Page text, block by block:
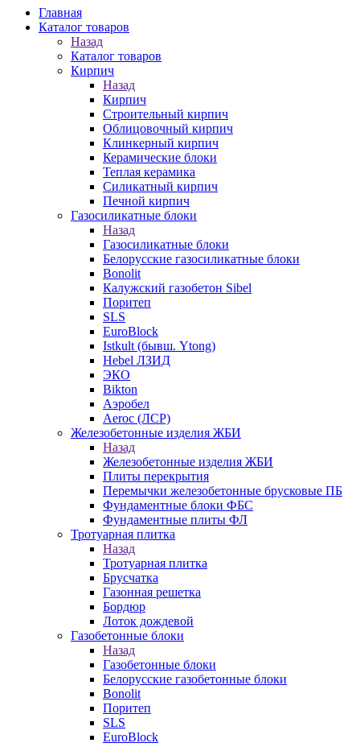
Главная
Каталог товаров
Назад
Каталог товаров
Кирпич
Назад
Кирпич
Строительный кирпич
Облицовочный кирпич
Клинкерный кирпич
Керамические блоки
Теплая керамика
Силикатный кирпич
Печной кирпич
Газосиликатные блоки
Назад
Газосиликатные блоки
Белорусские газосиликатные блоки
Bonolit
Калужский газобетон Sibel
Поритеп
SLS
EuroBlock
Istkult (бывш. Ytong)
Hebel ЛЗИД
ЭКО
Bikton
Аэробел
Aeroc (ЛСР)
Железобетонные изделия ЖБИ
Назад
Железобетонные изделия ЖБИ
Плиты перекрытия
Перемычки железобетонные брусковые ПБ
Фундаментные блоки ФБС
Фундаментные плиты ФЛ
Тротуарная плитка
Назад
Тротуарная плитка
Брусчатка
Газонная решетка
Бордюр
Лоток дождевой
Газобетонные блоки
Назад
Газобетонные блоки
Белорусские газобетонные блоки
Bonolit
Поритеп
SLS
EuroBlock